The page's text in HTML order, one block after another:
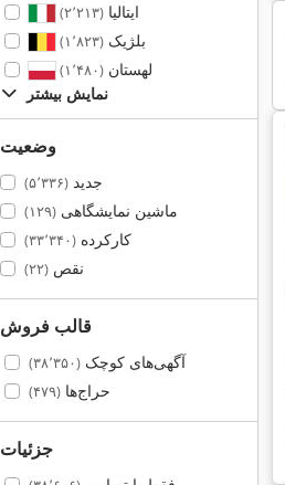
ایتالیا(۲٬۲۱۳)
بلژیک(۱٬۸۲۳)
لهستان(۱٬۴۸۰)
نمایش بیشتر
وضعیت
جدید(۵٬۳۳۶)
ماشین نمایشگاهی(۱۲۹)
کارکرده(۳۳٬۳۴۰)
نقص(۲۲)
قالب فروش
آگهی‌های کوچک(۳۸٬۳۵۰)
حراج‌ها(۴۷۹)
جزئیات
یدک کش سوئیچ و لوازم یدکی